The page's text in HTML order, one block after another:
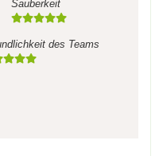
Sauberkeit
des Teams